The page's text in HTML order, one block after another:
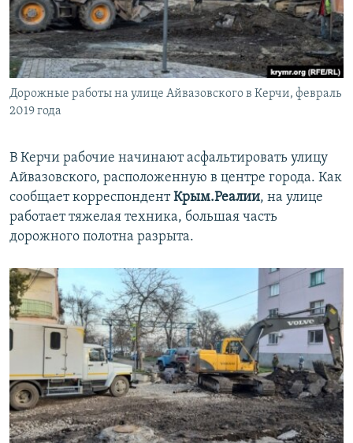
ПОБЕДИТЕЛЕЙ НЕ СУДЯТ?
КРЫМ.НЕПОКОРЕННЫЙ
ELIFBE
УКРАИНСКАЯ ПРОБЛЕМА КРЫМА
ПРИСОЕДИНЯЙТЕСЬ!
Все сайты RFE/RL
Дорожные работы на улице Айвазовского в Керчи, февраль
2019 года
В Керчи рабочие начинают асфальтировать улицу
Айвазовского, расположенную в центре города. Как
сообщает корреспондентКрым.Реалии, на улице
работает тяжелая техника, большая часть
дорожного полотна разрыта.